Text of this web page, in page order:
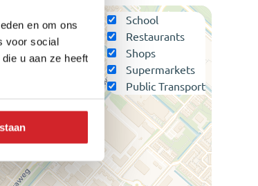
en om ons
voor social
u aan ze heeft
School
Restaurants
Shops
Supermarkets
Public Transport